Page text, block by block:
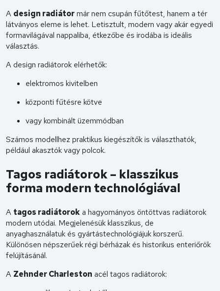
A design radiátormár nem csupán fűtőtest, hanem a tér
látványos eleme is lehet. Letisztult, modern vagy akár egyedi
formavilágával nappaliba, étkezőbe és irodába is ideális
választás.
A design radiátorok elérhetők:
elektromos kivitelben
központi fűtésre kötve
vagy kombinált üzemmódban
Számos modellhez praktikus kiegészítők is választhatók,
például akasztók vagy polcok.
Tagos radiátorok – klasszikus
forma modern technológiával
A tagos radiátoroka hagyományos öntöttvas radiátorok
modern utódai. Megjelenésük klasszikus, de
anyaghasználatuk és gyártástechnológiájuk korszerű.
Különösen népszerűek régi bérházak és historikus enteriőrök
felújításánál.
A Zehnder Charleston acél tagos radiátorok: